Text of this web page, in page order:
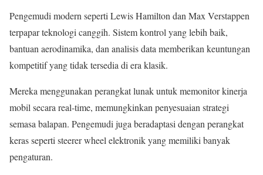
Pengemudi modern seperti Lewis Hamilton dan Max Verstappen
terpapar teknologi canggih. Sistem kontrol yang lebih baik,
bantuan aerodinamika, dan analisis data memberikan keuntungan
kompetitif yang tidak tersedia di era klasik.
Mereka menggunakan perangkat lunak untuk memonitor kinerja
mobil secara real-time, memungkinkan penyesuaian strategi
semasa balapan. Pengemudi juga beradaptasi dengan perangkat
keras seperti steerer wheel elektronik yang memiliki banyak
pengaturan.